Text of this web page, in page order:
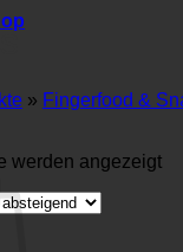
» Fingerfood &
werden angezeigt